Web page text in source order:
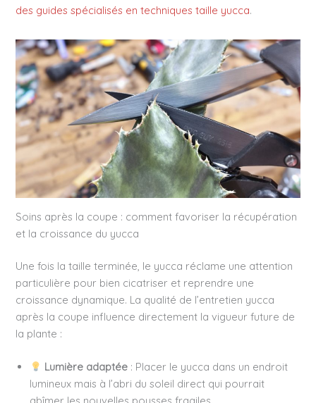
des guides spécialisés en techniques taille yucca.
Soins après la coupe : comment favoriser la récupération
et la croissance du yucca
Une fois la taille terminée, le yucca réclame une attention
particulière pour bien cicatriser et reprendre une
croissance dynamique. La qualité de l’entretien yucca
après la coupe influence directement la vigueur future de
la plante :
Lumière adaptée : Placer le yucca dans un endroit
lumineux mais à l’abri du soleil direct qui pourrait